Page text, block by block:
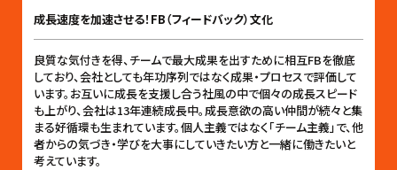
成長速度を加速させる！FB（フィードバック）文化
良質な気付きを得、チームで最大成果を出すために相互FBを徹底
しており、会社としても年功序列ではなく成果・プロセスで評価して
います。お互いに成長を支援し合う社風の中で個々の成長スピード
も上がり、会社は13年連続成長中。成長意欲の高い仲間が続々と集
まる好循環も生まれています。個人主義ではなく「チーム主義」で、他
者からの気づき・学びを大事にしていきたい方と一緒に働きたいと
考えています。